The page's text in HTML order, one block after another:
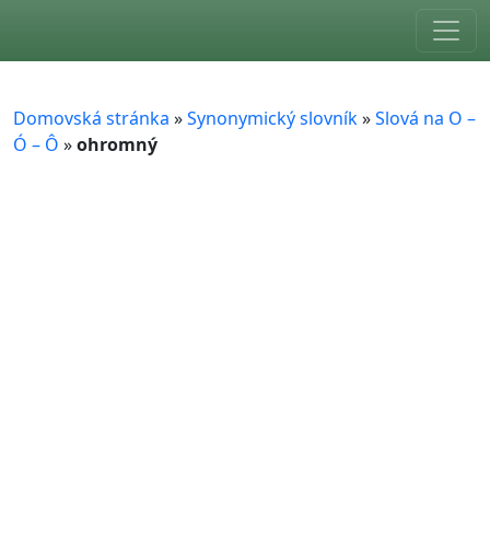
Domovská stránka »Synonymický slovník»Slová na O –
Ó – Ô »ohromný